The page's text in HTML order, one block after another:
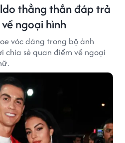
thẳng thắn đáp trả
ngoại hình
vóc dáng trong bộ ảnh
chia sẻ quan điểm về ngoại